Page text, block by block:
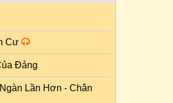
Cư
Đảng
Lần Hơn - Chân